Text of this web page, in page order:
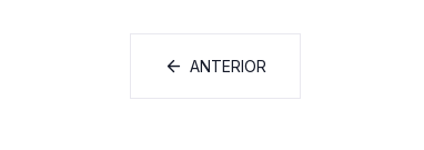
ANTERIOR